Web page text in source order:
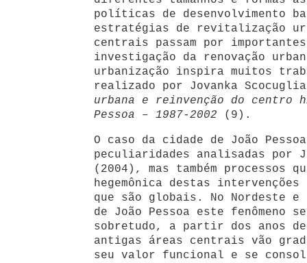
políticas de desenvolvimento
estratégias de revitalização
centrais passam por
investigação da renovação
urbanização inspira muitos
realizado por Jovanka
urbana e reinvenção do centro
Pessoa – 1987-2002 (9).
O caso da cidade de João
peculiaridades analisadas por
(2004), mas também processos
hegemônica destas
que são globais. No Nordeste e
de João Pessoa este fenômeno
sobretudo, a partir dos anos de
antigas áreas centrais vão
seu valor funcional e se